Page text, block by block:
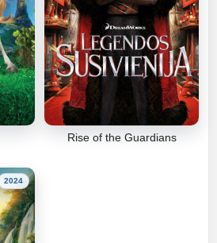
Rise of the Guardians
2024